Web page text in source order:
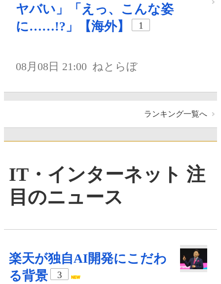
ヤバい」「えっ、こんな姿
に……!?」【海外】
1
08月08日 21:00 ねとらぼ
ランキング一覧へ
IT・インターネット 注
目のニュース
楽天が独自AI開発にこだわ
る背景
3